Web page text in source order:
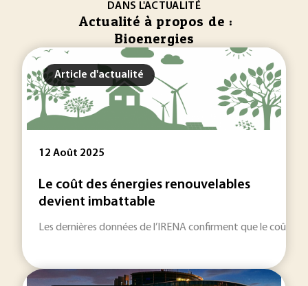
DANS L'ACTUALITÉ
Actualité à propos de :
Bioenergies
Article d'actualité
12 Août 2025
Le coût des énergies renouvelables
devient imbattable
Les dernières données de l’IRENA confirment que le coût